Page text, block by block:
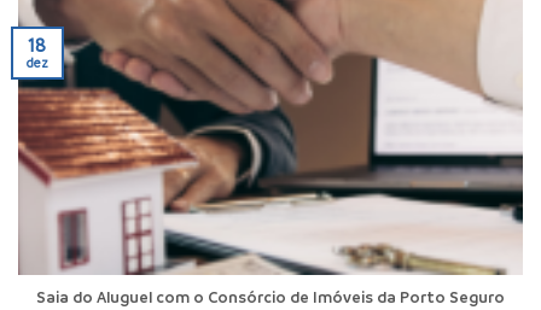
Saia do Aluguel com o Consórcio de Imóveis da Porto Seguro
18
dez